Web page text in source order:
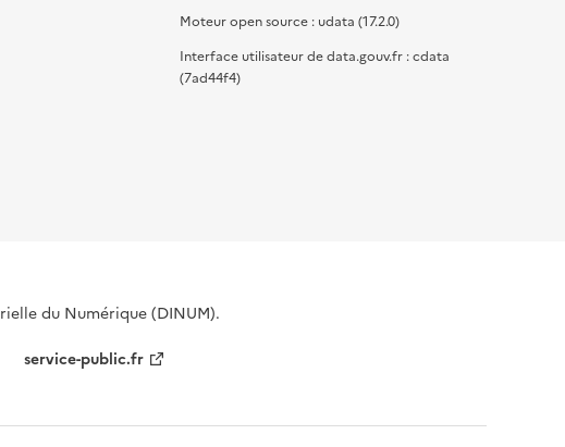
Moteur open source : udata (17.2.0)
Interface utilisateur de data.gouv.fr : cdata
(7ad44f4)
du Numérique (DINUM).
service-public.fr